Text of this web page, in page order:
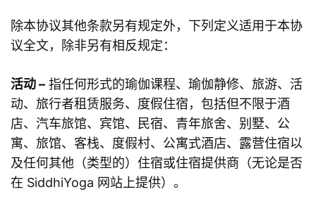
除本协议其他条款另有规定外，下列定义适用于本协
议全文，除非另有相反规定：
活动 – 指任何形式的瑜伽课程、瑜伽静修、旅游、活
动、旅行者租赁服务、度假住宿，包括但不限于酒
店、汽车旅馆、宾馆、民宿、青年旅舍、别墅、公
寓、旅馆、客栈、度假村、公寓式酒店、露营住宿以
及任何其他（类型的）住宿或住宿提供商（无论是否
在 SiddhiYoga 网站上提供）。